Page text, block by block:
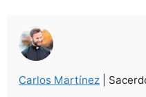
Carlos Martínez |